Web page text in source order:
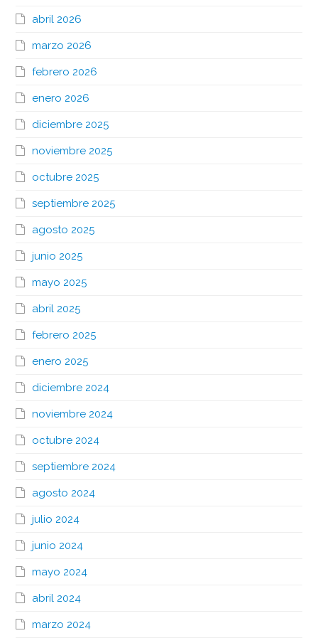
abril 2026
marzo 2026
febrero 2026
enero 2026
diciembre 2025
noviembre 2025
octubre 2025
septiembre 2025
agosto 2025
junio 2025
mayo 2025
abril 2025
febrero 2025
enero 2025
diciembre 2024
noviembre 2024
octubre 2024
septiembre 2024
agosto 2024
julio 2024
junio 2024
mayo 2024
abril 2024
marzo 2024